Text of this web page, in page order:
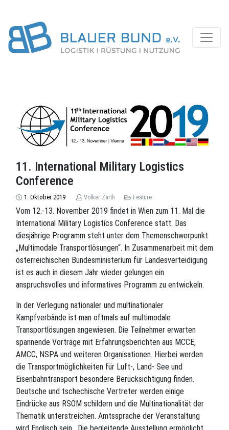
11. International Military Logistics
Conference
1. Oktober 2019 Volker Zarth Feature
Vom 12.-13. November 2019 findet in Wien zum 11. Mal die
International Military Logistics Conference statt. Das
diesjährige Programm steht unter dem Themenschwerpunkt
„Multimodale Transportlösungen“. In Zusammenarbeit mit dem
österreichischen Bundesministerium für Landesverteidigung
ist es auch in diesem Jahr wieder gelungen ein
anspruchsvolles und informatives Programm zu entwickeln.
In der Verlegung nationaler und multinationaler
Kampfverbände ist man oftmals auf multimodale
Transportlösungen angewiesen. Die Teilnehmer erwarten
spannende Vorträge mit Erfahrungsberichten aus MCCE,
AMCC, NSPA und weiteren Organisationen. Hierbei werden
die Transportmöglichkeiten für Luft-, Land- See und
Eisenbahntransport besondere Berücksichtigung finden.
Deutsche und tschechische Vertreter werden einige
Eindrücke aus RSOM schildern und die Multinationalität der
Thematik unterstreichen. Amtssprache der Veranstaltung